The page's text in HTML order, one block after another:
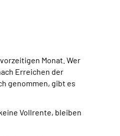
Monat. Wer
Erreichen der
genommen, gibt es
Vollrente, bleiben